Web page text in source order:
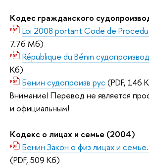
Кодес гражданского
Loi 2008 portant Code de
7.76 Мб)
République du Bénin
Кб)
Бенин судопроизв рус (PDF, 146
Внимание! Перевод не является
и официальным!
Кодекс о лицах и семье (2004)
Бенин Закон о физ лицах и
(PDF, 509 Кб)